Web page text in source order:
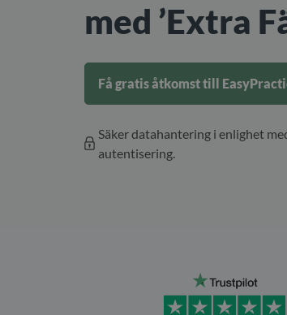
med ’Extra
Få gratis åtkomst till
Säker datahantering i enlighet
autentisering.